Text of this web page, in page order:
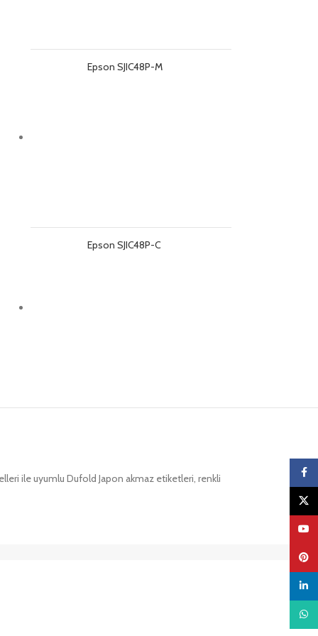
Epson SJIC48P-M
Epson SJIC48P-C
ile uyumlu Dufold Japon akmaz etiketleri, renkli